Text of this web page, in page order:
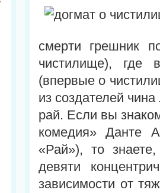
смерти грешник
чистилище), где
(впервые о
из создателей
рай. Если вы
комедия» Данте
«Рай»), то
девяти
зависимости от